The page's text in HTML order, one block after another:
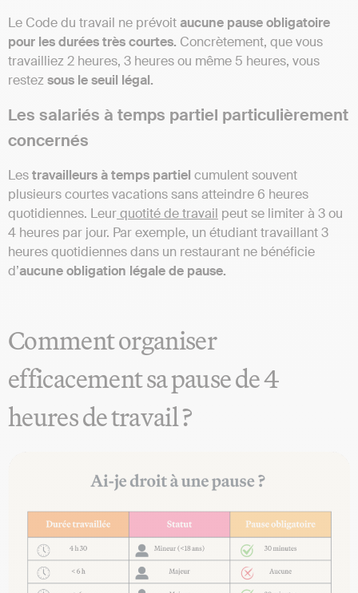
Le Code du travail ne prévoitaucune pause obligatoire
pour les durées très courtes. Concrètement, que vous
travailliez 2 heures, 3 heures ou même 5 heures, vous
restezsous le seuil légal.
Les salariés à temps partiel particulièrement
concernés
Lestravailleurs à temps partiel cumulent souvent
plusieurs courtes vacations sans atteindre 6 heures
quotidiennes. Leurquotité de travail peut se limiter à 3 ou
4 heures par jour. Par exemple, un étudiant travaillant 3
heures quotidiennes dans un restaurant ne bénéficie
d’aucune obligation légale de pause.
Comment organiser
efficacement sa pause de 4
heures de travail ?